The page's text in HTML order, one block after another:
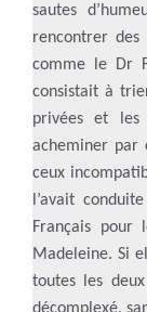
sautes
rencontrer des
comme le Dr
consistait à
privées et les
acheminer par
ceux
l’avait
Français pour
Madeleine. Si
toutes les